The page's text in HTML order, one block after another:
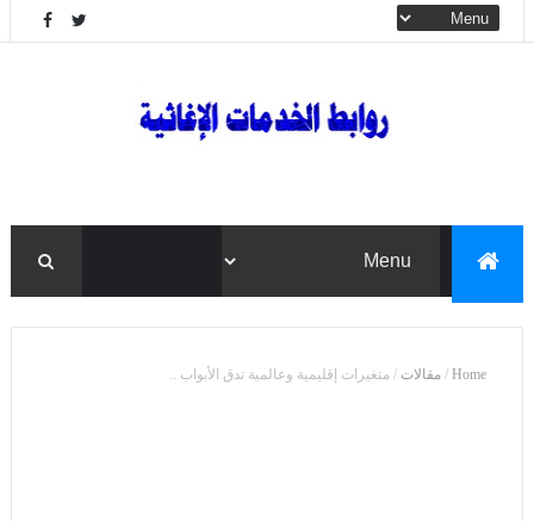
Home
/ مقالات / متغيرات إقليمية وعالمية تدق الأبواب ..